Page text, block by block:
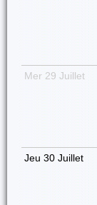
Mer 29 Juillet
Jeu 30 Juillet